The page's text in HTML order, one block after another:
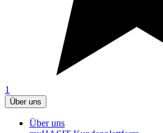
1
Über uns
Über uns